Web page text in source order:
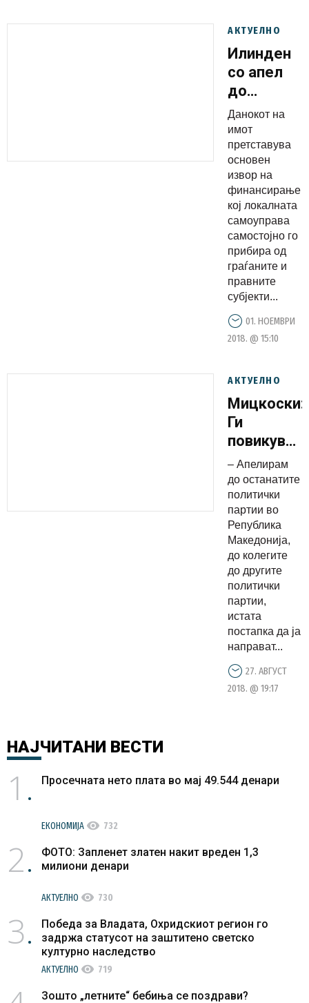
АКТУЕЛНО
Илинден
со апел
до
граѓаните:
Заеднички
да
за
побогата
и помоќна
општина
Данокот на
имот
претставува
основен
извор на
финансирање
кој локалната
самоуправа
самостојно го
прибира од
граѓаните и
правните
субјекти...
01. НОЕМВРИ
2018. @ 15:10
АКТУЕЛНО
Мицкоски:
Ги
повикувам
партии да
се
откажат
од
за
кампања
и тие да
се
вложат
– Апелирам
до останатите
политички
партии во
Република
Македонија,
до колегите
до другите
политички
партии,
истата
постапка да ја
направат...
27. АВГУСТ
2018. @ 19:17
НАЈЧИТАНИ ВЕСТИ
1 Просечната нето плата во мај 49.544 денари
ЕКОНОМИЈА visibility 732
2
ФОТО: Запленет златен накит вреден 1,3
милиони денари
АКТУЕЛНО visibility 730
3
Победа за Владата, Охридскиот регион го
задржа статусот на заштитено светско
културно наследство
АКТУЕЛНО visibility 719
Зошто „летните“ бебиња се поздрави?